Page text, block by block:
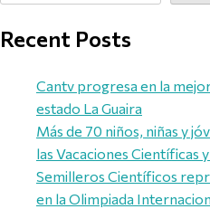
Recent Posts
Cantv progresa en la
estado La Guaira
Más de 70 niños, niñas y
las Vacaciones Científicas
Semilleros Científicos
en la Olimpiada